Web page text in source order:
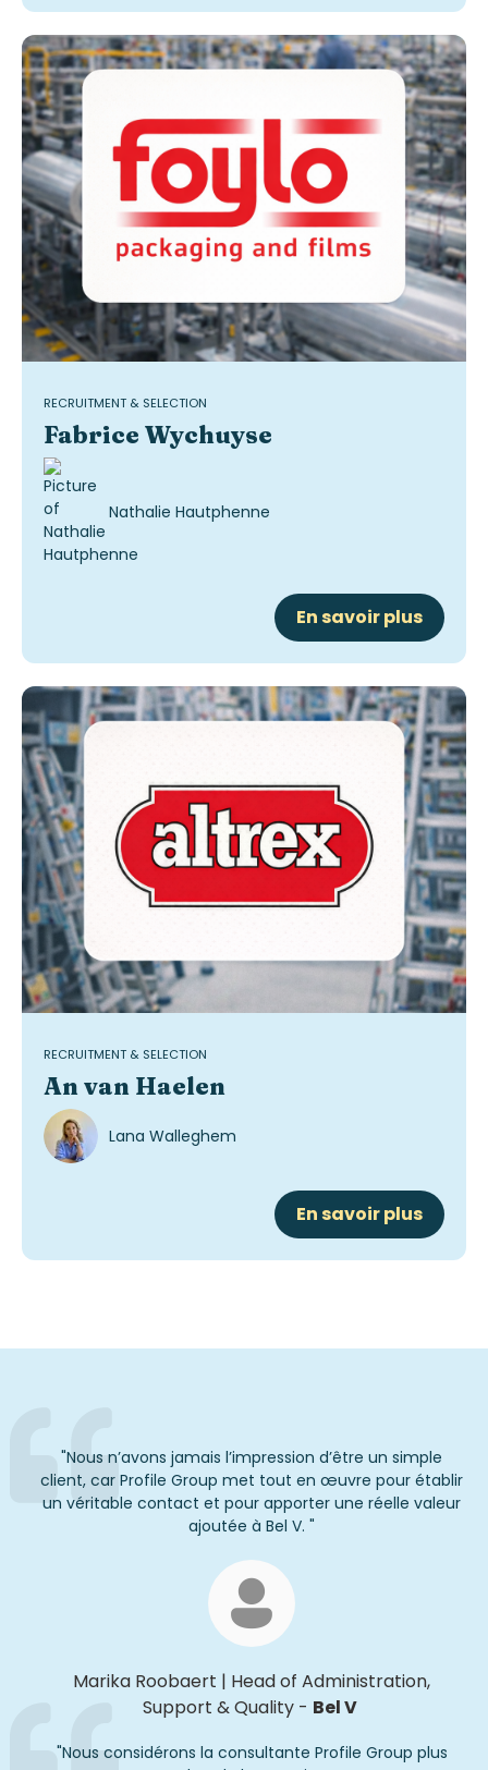
RECRUITMENT & SELECTION
Fabrice Wychuyse
Nathalie Hautphenne
En savoir plus
RECRUITMENT & SELECTION
An van Haelen
Lana Walleghem
En savoir plus
"Nous n’avons jamais l’impression d’être un simple
client, car Profile Group met tout en œuvre pour établir
un véritable contact et pour apporter une réelle valeur
ajoutée à Bel V. "
Marika Roobaert | Head of Administration,
Support & Quality - Bel V
"Nous considérons la consultante Profile Group plus